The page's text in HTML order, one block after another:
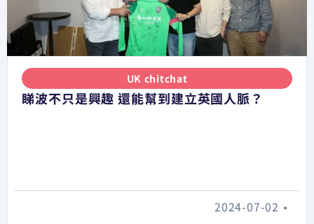
UK chitchat
睇波不只是興趣 還能幫到建立英國人脈？
•
2024-07-02